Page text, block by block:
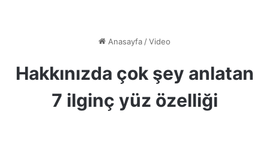
Anasayfa/Video
Hakkınızda çok şey anlatan
7 ilginç yüz özelliği